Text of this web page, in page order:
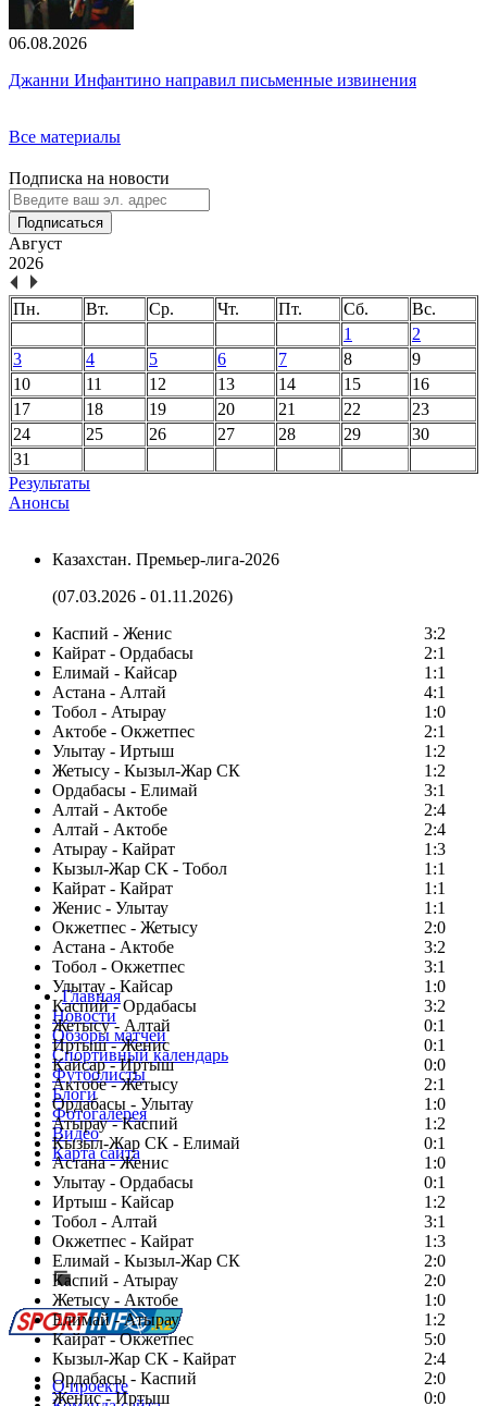
06.08.2026
Джанни Инфантино направил письменные извинения
Все материалы
Подписка на новости
Подписаться
Август
2026
Пн. Вт. Ср. Чт. Пт. Сб.
Вс.
1
2
3
4 5 6 7 8
9
10
11 12 13 14 15
16
17
18 19 20 21 22
23
24
25 26 27 28 29
30
31
Результаты
Анонсы
Казахстан. Премьер-лига-2026
(07.03.2026 - 01.11.2026)
Каспий - Женис
3:2
Кайрат - Ордабасы
2:1
Елимай - Кайсар
1:1
Астана - Алтай
4:1
Тобол - Атырау
1:0
Актобе - Окжетпес
2:1
Улытау - Иртыш
1:2
Жетысу - Кызыл-Жар СК
1:2
Ордабасы - Елимай
3:1
Алтай - Актобе
2:4
Алтай - Актобе
2:4
Атырау - Кайрат
1:3
Кызыл-Жар СК - Тобол
1:1
Кайрат - Кайрат
1:1
Женис - Улытау
1:1
Окжетпес - Жетысу
2:0
Астана - Актобе
3:2
Тобол - Окжетпес
3:1
Улытау - Кайсар
1:0
Каспий - Ордабасы
3:2
Жетысу - Алтай
0:1
Иртыш - Женис
0:1
Кайсар - Иртыш
0:0
Актобе - Жетысу
2:1
Ордабасы - Улытау
1:0
Атырау - Каспий
1:2
Кызыл-Жар СК - Елимай
0:1
Астана - Женис
1:0
Улытау - Ордабасы
0:1
Иртыш - Кайсар
1:2
Тобол - Алтай
3:1
Окжетпес - Кайрат
1:3
Елимай - Кызыл-Жар СК
2:0
Каспий - Атырау
2:0
Жетысу - Актобе
1:0
Елимай - Атырау
1:2
Кайрат - Окжетпес
5:0
Кызыл-Жар СК - Кайрат
2:4
Ордабасы - Каспий
2:0
Женис - Иртыш
0:0
Главная
Новости
Обзоры матчей
Спортивный календарь
Футболисты
Блоги
Фотогалерея
Видео
Карта сайта
Есть идея?
Сообщить о мероприятии
Перейти на старый сайт
О проекте